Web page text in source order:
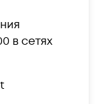
в сетях